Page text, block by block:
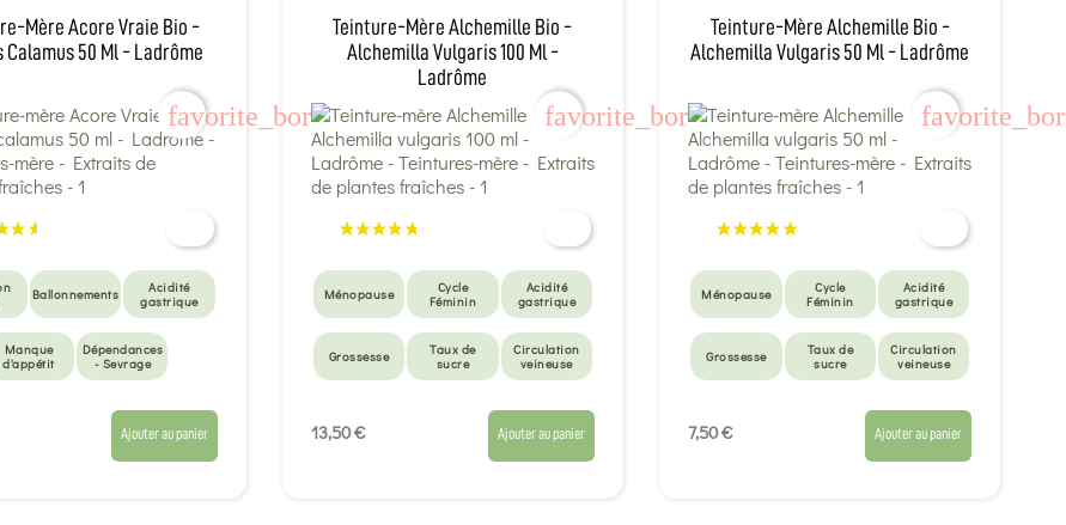
Mère Acore Vraie Bio -
Calamus 50 Ml - Ladrôme
Ballonnements
Acidité
gastrique
Manque
d'appétit
Dépendances
- Sevrage
Ajouter au panier
favorite_border
Teinture-Mère Alchemille Bio -
Alchemilla Vulgaris 100 Ml -
Ladrôme
Ménopause
Cycle
Féminin
Acidité
gastrique
Grossesse
Taux de
sucre
Circulation
veineuse
13,50 € Ajouter au panier
favorite_border
Teinture-Mère Alchemille Bio -
Alchemilla Vulgaris 50 Ml - Ladrôme
Ménopause
Cycle
Féminin
Acidité
gastrique
Grossesse
Taux de
sucre
Circulation
veineuse
7,50 € Ajouter au panier